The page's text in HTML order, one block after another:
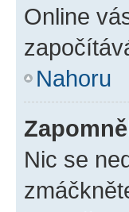
Online
Nahoru
Nic se